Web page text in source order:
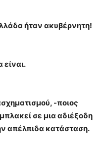
ήταν ακυβέρνητη!
είναι.
-ποιος
σε μια αδιέξοδη
απέλπιδα κατάσταση.